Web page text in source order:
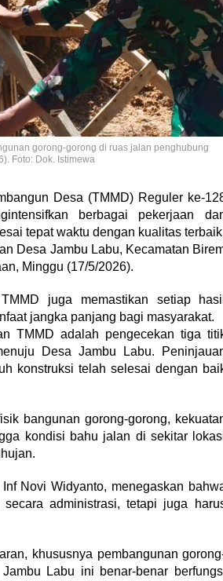
gorong-gorong di ruas jalan penghubung
Foto: Dok. Istimewa
Desa (TMMD) Reguler ke-
berbagai pekerjaan
tepat waktu dengan kualitas
Desa Jambu Labu, Kecamatan
Minggu (17/5/2026).
juga memastikan setiap hasil
jangka panjang bagi masyarakat.
TMMD adalah pengecekan tiga
Desa Jambu Labu.
konstruksi telah selesai dengan
bangunan gorong-gorong,
kondisi bahu jalan di sekitar
Novi Widyanto, menegaskan
administrasi, tetapi juga
khususnya pembangunan
Labu ini benar-benar